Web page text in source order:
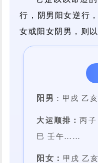
行，阴男阳女逆行
女或阳女阴男，则
阳男 ：甲戌 乙
大运顺排：丙
巳 壬午……
阳女： 甲戌 乙